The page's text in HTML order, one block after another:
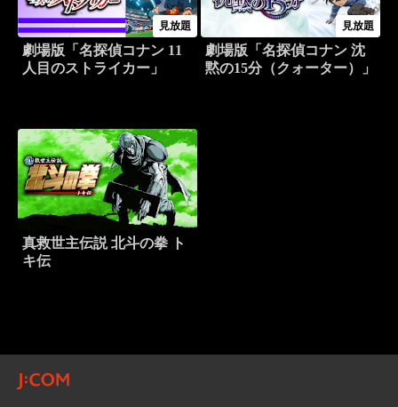
見放題
劇場版「名探偵コナン 11
人目のストライカー」
見放題
劇場版「名探偵コナン 沈
黙の15分（クォーター）」
真救世主伝説 北斗の拳 ト
キ伝